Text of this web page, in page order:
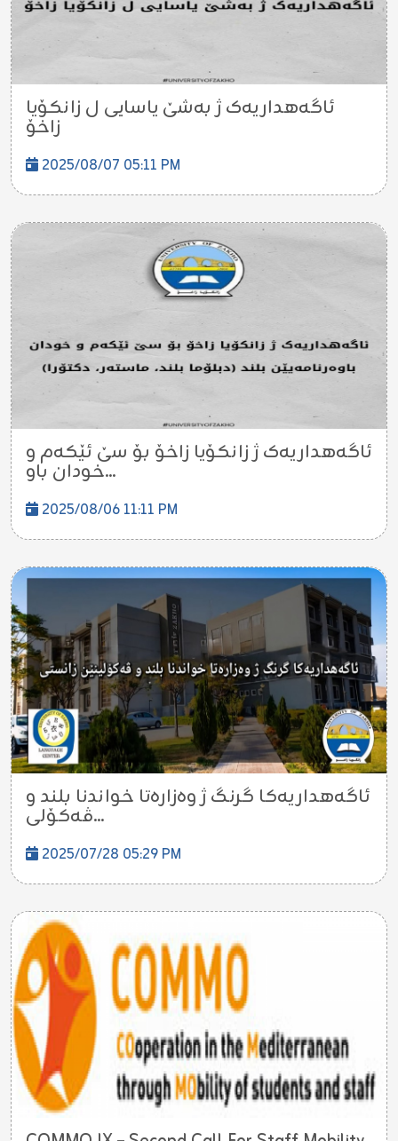
ئاگەهداریەک ژ بەشێ یاسایی ل زانکۆیا
زاخۆ
2025/08/07 05:11 PM
ئاگەهداریەک ژ زانکۆیا زاخۆ بۆ سێ ئێکەم و
خودان باو...
2025/08/06 11:11 PM
ئاگەهداریەکا گرنگ ژ وەزارەتا خواندنا بلند و
ڤەکۆلی...
2025/07/28 05:29 PM